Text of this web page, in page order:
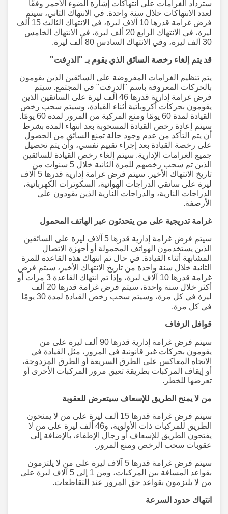
ستزداد الغرامات على انتهاكات إشارة الضوء الأحمر وفقًا
لعدد الانتهاكات خلال سنة واحدة. في الانتهاك الثاني، سيتم
فرض غرامة قدرها 10 آلاف ليرة، في الانتهاك الثالث 15 ألف
ليرة، في الانتهاك الرابع 20 ألف ليرة، في الانتهاك الخامس
30 ألف ليرة، وفي الانتهاك السادس 80 ألف ليرة.
قد يتم إلغاء رخصة السائق الذي يقوم بـ "الدرِفت"
يتم تنظيم الغرامات المفروضة على السائقين الذين يقومون
بالحركات المعروفة باسم "الدرِفت" في المجتمع. سيتم
فرض غرامة إدارية قدرها 46 ألف ليرة على السائقين الذين
يقومون بحركات أكروباتية أثناء القيادة، وسيتم سحب رخص
القيادة لمدة 60 يومًا ومنع المركبة من المرور لمدة 60 يومًا.
سيتم إعادة رخص القيادة المسحوبة بعد انتهاء المدة بشرط
أن يتم التأكد من عدم وجود حالة تمنع السائق من الحصول
على رخصة القيادة بعد إجراء تقييم نفسي، وأن يتم تحصيل
جميع الغرامات الإدارية. سيتم إلغاء رخص القيادة للسائقين
الذين تم سحب رخصهم للمرة الثانية خلال 5 سنوات من
تاريخ الانتهاك الأخير. سيتم فرض غرامة إدارية قدرها 5 آلاف
ليرة على سائقي الدراجات الهوائية، السكوترات الكهربائية،
الدراجات النارية، والدراجات النارية الذين يقودون على
الأرصفة.
غرامة تدريجية على من يتحدثون عبر الهاتف المحمول
سيتم فرض غرامة إدارية قدرها 5 آلاف ليرة على السائقين
الذين يستخدمون الهواتف المحمولة أو أجهزة الاتصال
المشابهة أثناء القيادة. في حال تم انتهاك هذه القاعدة للمرة
الثانية خلال سنة واحدة من تاريخ الانتهاك الأخير، سيتم فرض
غرامة قدرها 10 آلاف ليرة، وإذا تم انتهاك القاعدة 3 مرات أو
أكثر خلال سنة واحدة، سيتم فرض غرامة قدرها 20 ألف
ليرة في كل مرة، وسيتم سحب رخص القيادة لمدة 30 يومًا
في كل مرة.
قوافل الزفاف
سيتم فرض غرامة إدارية قدرها 90 ألف ليرة على من
يقومون بحركات غير قانونية في المرور، مثل القيادة في
الاتجاه المعاكس على الطرق السريعة أو الطرق المزدوجة،
أو إيقاف المركبات بطريقة تعيق مرور المركبات الأخرى أو
تعرضها للخطر.
من لا يمنح الطريق للإسعاف سيتعرض للعقوبة
سيتم فرض غرامة قدرها 15 ألف ليرة على من لا يمنحون
الطريق للمركبات ذات الأولوية، و46 ألف ليرة على من لا
يفتحون الطريق للإسعاف أو رجال الإطفاء، بالإضافة إلى
عقوبات سحب الرخص ومنع المرور.
سيتم فرض غرامة قدرها 5 آلاف ليرة على من لا يلتزمون
بقواعد المسافة بين المركبات، ومن 1 إلى 5 آلاف ليرة على
من لا يلتزمون بقواعد حق المرور عند التقاطعات.
انتهاك حدود السرعة